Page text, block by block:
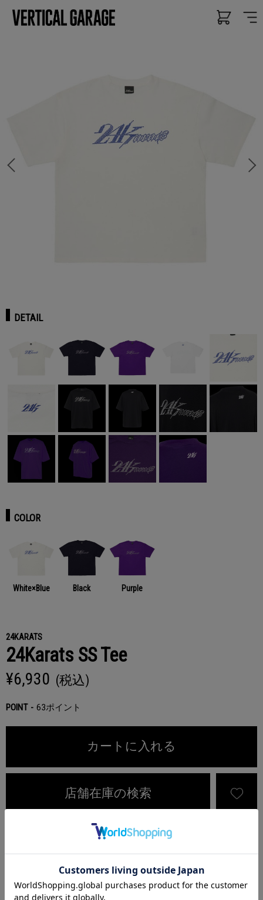
DETAIL
COLOR
White×Blue Black Purple
24KARATS
24Karats SS Tee
¥6,930 (税込)
POINT 63ポイント
カートに入れる
店舗在庫の検索
新色のWhite×Blueが追加
24karatsロゴをラインストーンで表現した2000's Likeなレギュラ